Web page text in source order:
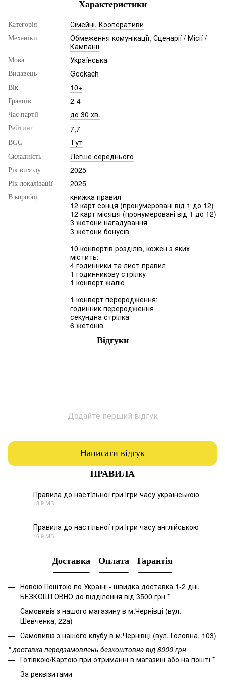
Характеристики
Категорія Сімейні, Кооперативи
Механіки Обмеження комунікації, Сценарії / Місії /
Кампанії
Мова Українська
Видавець Geekach
Вік 10+
Гравців 2-4
Час партії до 30 хв.
Рейтинг 7,7
BGG Тут
Складність Легше середнього
Рік виходу 2025
Рік локалізації 2025
В коробці
книжка правил
12 карт сонця (пронумеровані від 1 до 12)
12 карт місяця (пронумеровані від 1 до 12)
3 жетони нагадування
3 жетони бонусів
10 конвертів розділів, кожен з яких
містить:
4 годинники та лист правил
1 годинникову стрілку
1 конверт жалю
1 конверт переродження:
годинник переродження
секундна стрілка
6 жетонів
Відгуки
Додайте перший відгук
Написати відгук
ПРАВИЛА
Правила до настiльної гри Ігри часу українською
18.9 МБ
Правила до настiльної гри Ігри часу англійською
16.9 МБ
Доставка Оплата Гарантія
Новою Поштою по Україні - швидка доставка 1-2 дні.
БЕЗКОШТОВНО до відділення від 3500 грн *
Самовивіз з нашого магазину в м.Чернівці (вул.
Шевченка, 22а)
Самовивіз з нашого клубу в м.Чернівці (вул. Головна, 103)
* доставка передзамовлень безкоштовна від 8000 грн
Готівкою/Картою при отриманні в магазині або на пошті *
За реквізитами